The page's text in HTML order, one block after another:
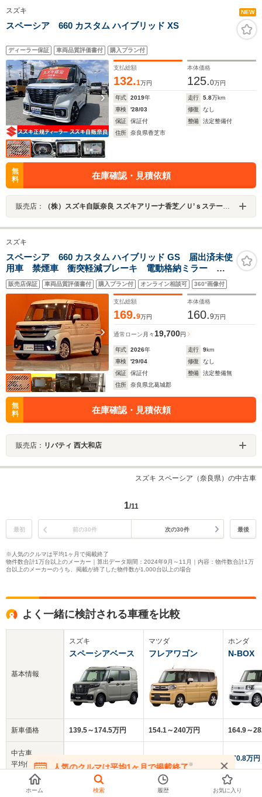
スズキ NEW
スペーシア 660 カスタム ハイブリッド XS
ディーラー保証 車両品質評価書付 購入プラン付
支払総額
132.1万円
本体価格
125.0万円
年式 2019年 走行 5.8万km
車検
'28/03 修復
なし
保証
保証付 整備
法定整備付
住所
奈良県香芝市
無
料
在庫確認・見積依頼
販売店： （株）スズキ自販奈良 スズキアリーナ香芝／Ｕ’ｓステーション香芝
スズキ
スペーシア 660 カスタム ハイブリッド GS 届出済未使
用車 禁煙車 衝突軽減ブレーキ 電動格納ミラー ア
イドリングストップ プッシュスタート シートヒータ
ー フロントフォグランプ 純正アルミホイール
販売店保証 車両品質評価書付 購入プラン付 オンライン相談可 360°画像付
支払総額
169.9万円
本体価格
160.9万円
通常ローン 月々19,700円
年式 2026年 走行 9km
車検
'29/04 修復
なし
保証
保証付 整備
法定整備無
住所
奈良県北葛城郡
無
料
在庫確認・見積依頼
販売店： リバティ 西大和店
スズキ スペーシア（奈良県）の中古車
1/11
最初 前の30件 次の30件 最後
※人気のクルマは平均1ヶ月で掲載終了
物件数合計1万台以上のメーカー｜算出データ期間：2024年9月～11月｜内容：物件数合計1万
台以上のメーカーのうち、掲載が終了した物件数が1,000台以上の場合
よく一緒に検討される車種を比較
基本情報
新車価格
中古車
平均価格
クチコミ
スズキ
スペーシアベース
139.5～174.5万円
マツダ
フレアワゴン
154.1～240万円
ホンダ
N-BOX
164.9～
170.8万円
4.0
人気のクルマは平均1ヶ月で掲載終了※
在庫が無くなる前にお問い合わせください
ホーム 検索 履歴 お気に入り